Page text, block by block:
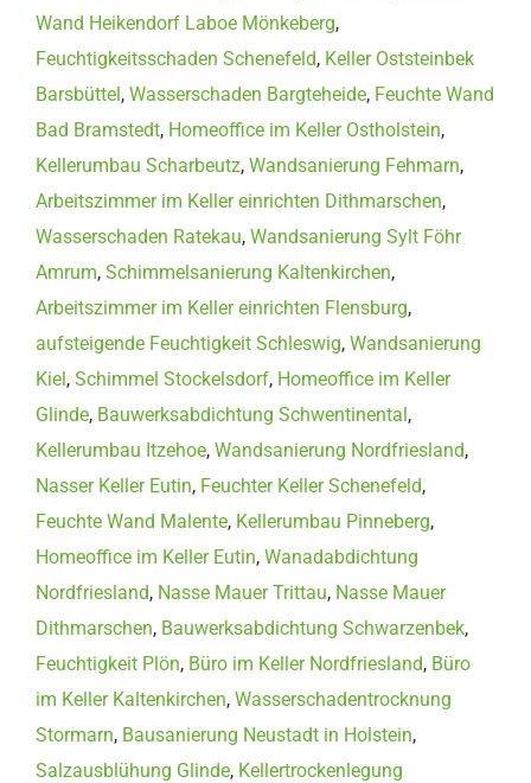
Wand Heikendorf Laboe Mönkeberg,
Feuchtigkeitsschaden Schenefeld, Keller Oststeinbek
Barsbüttel, Wasserschaden Bargteheide, Feuchte Wand
Bad Bramstedt, Homeoffice im Keller Ostholstein,
Kellerumbau Scharbeutz, Wandsanierung Fehmarn,
Arbeitszimmer im Keller einrichten Dithmarschen,
Wasserschaden Ratekau, Wandsanierung Sylt Föhr
Amrum, Schimmelsanierung Kaltenkirchen,
Arbeitszimmer im Keller einrichten Flensburg,
aufsteigende Feuchtigkeit Schleswig, Wandsanierung
Kiel, Schimmel Stockelsdorf, Homeoffice im Keller
Glinde, Bauwerksabdichtung Schwentinental,
Kellerumbau Itzehoe, Wandsanierung Nordfriesland,
Nasser Keller Eutin, Feuchter Keller Schenefeld,
Feuchte Wand Malente, Kellerumbau Pinneberg,
Homeoffice im Keller Eutin, Wanadabdichtung
Nordfriesland, Nasse Mauer Trittau, Nasse Mauer
Dithmarschen, Bauwerksabdichtung Schwarzenbek,
Feuchtigkeit Plön, Büro im Keller Nordfriesland, Büro
im Keller Kaltenkirchen, Wasserschadentrocknung
Stormarn, Bausanierung Neustadt in Holstein,
Salzausblühung Glinde, Kellertrockenlegung